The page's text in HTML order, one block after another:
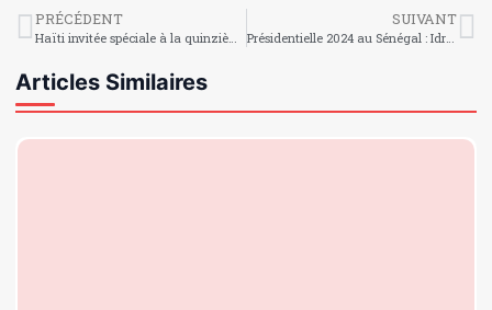
PRÉCÉDENT
Haïti invitée spéciale à la quinzième édition du Festival 72 heures du Livre
SUIVANT
Présidentielle 2024 au Sénégal : Idrissa Seck annonce sa candidature
Articles Similaires